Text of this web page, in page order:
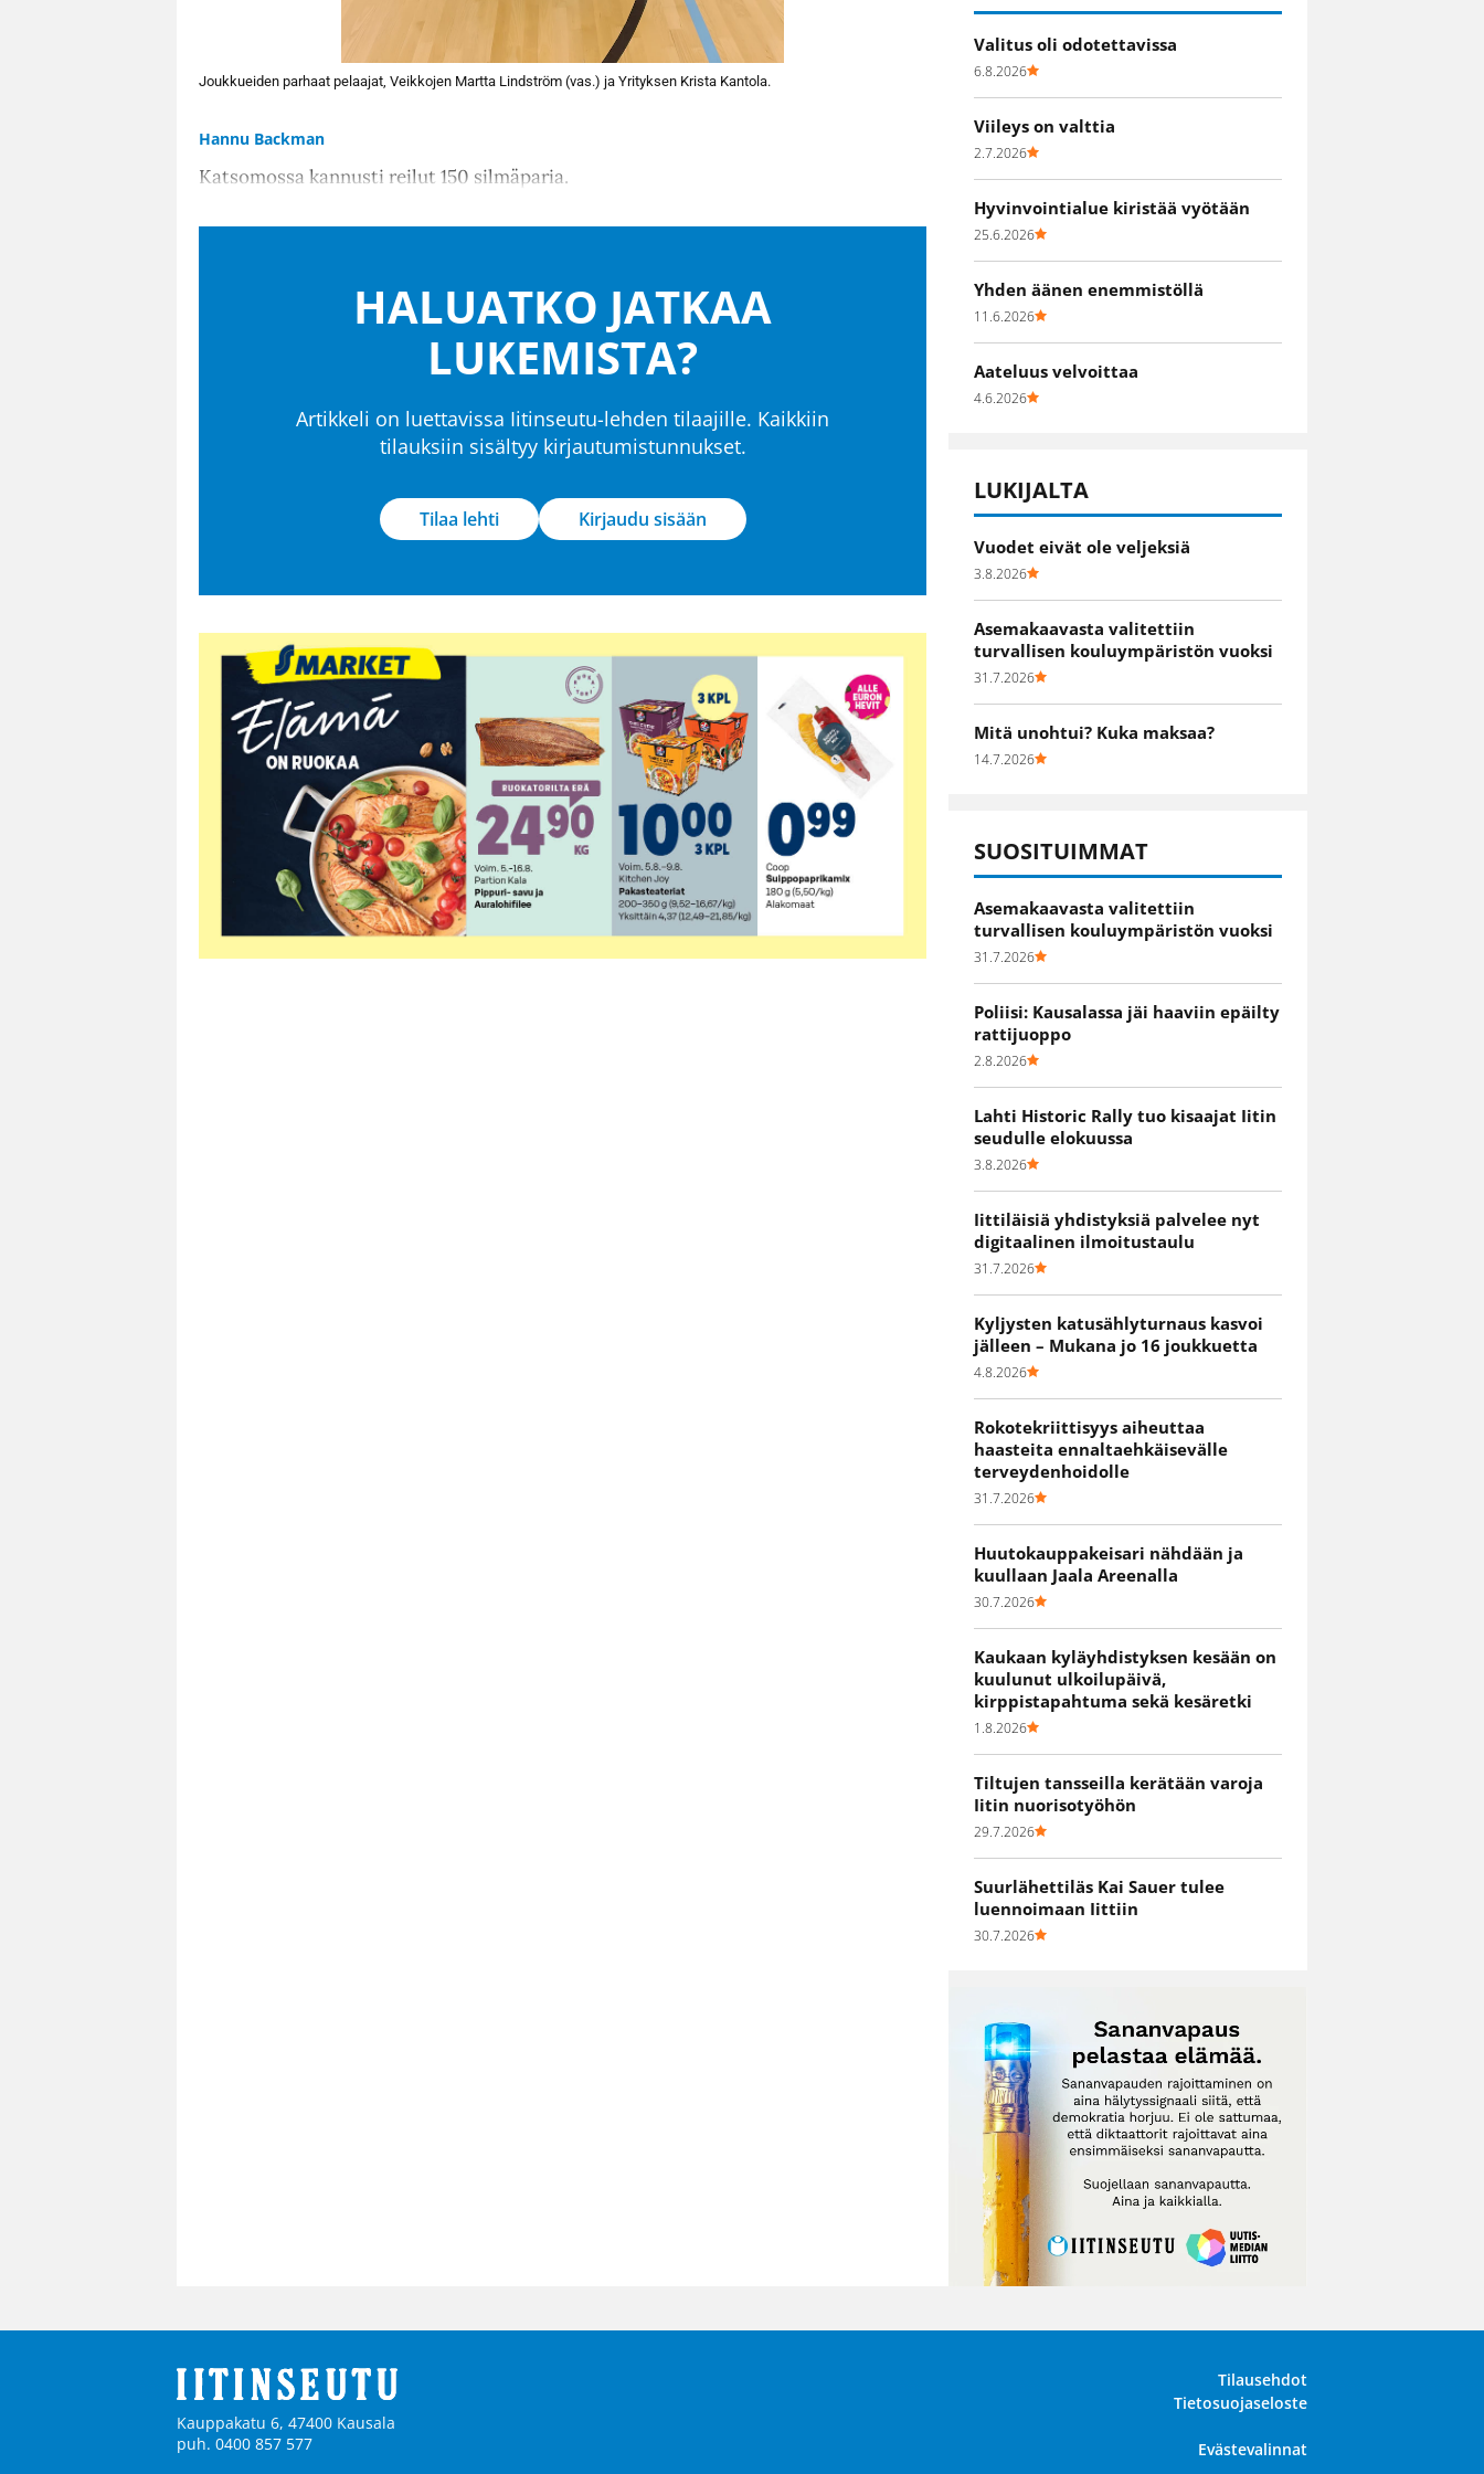
Joukkueiden parhaat pelaajat, Veikkojen Martta Lindström (vas.) ja Yrityksen Krista Kantola.
Hannu Backman
Katsomossa kannusti reilut 150 silmäparia.
HALUATKO JATKAA
LUKEMISTA?
Artikkeli on luettavissa Iitinseutu-lehden tilaajille. Kaikkiin
tilauksiin sisältyy kirjautumistunnukset.
Tilaa lehti Kirjaudu sisään
Valitus oli odotettavissa
6.8.2026
Viileys on valttia
2.7.2026
Hyvinvointialue kiristää vyötään
25.6.2026
Yhden äänen enemmistöllä
11.6.2026
Aateluus velvoittaa
4.6.2026
LUKIJALTA
Vuodet eivät ole veljeksiä
3.8.2026
Asemakaavasta valitettiin
turvallisen kouluympäristön vuoksi
31.7.2026
Mitä unohtui? Kuka maksaa?
14.7.2026
SUOSITUIMMAT
Asemakaavasta valitettiin
turvallisen kouluympäristön vuoksi
31.7.2026
Poliisi: Kausalassa jäi haaviin epäilty
rattijuoppo
2.8.2026
Lahti Historic Rally tuo kisaajat Iitin
seudulle elokuussa
3.8.2026
Iittiläisiä yhdistyksiä palvelee nyt
digitaalinen ilmoitustaulu
31.7.2026
Kyljysten katusählyturnaus kasvoi
jälleen – Mukana jo 16 joukkuetta
4.8.2026
Rokotekriittisyys aiheuttaa
haasteita ennaltaehkäisevälle
terveydenhoidolle
31.7.2026
Huutokauppakeisari nähdään ja
kuullaan Jaala Areenalla
30.7.2026
Kaukaan kyläyhdistyksen kesään on
kuulunut ulkoilupäivä,
kirppistapahtuma sekä kesäretki
1.8.2026
Tiltujen tansseilla kerätään varoja
Iitin nuorisotyöhön
29.7.2026
Suurlähettiläs Kai Sauer tulee
luennoimaan Iittiin
30.7.2026
Kauppakatu 6, 47400 Kausala
puh. 0400 857 577
Tilausehdot
Tietosuojaseloste
Evästevalinnat